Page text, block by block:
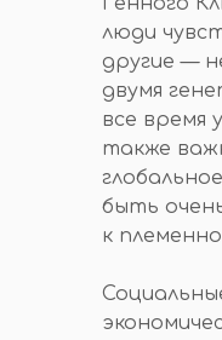
люди
другие —
двумя
все время
также
быть
к